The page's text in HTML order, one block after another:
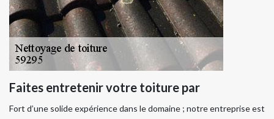
Faites entretenir votre toiture par
Fort d’une solide expérience dans le domaine ; notre entreprise est